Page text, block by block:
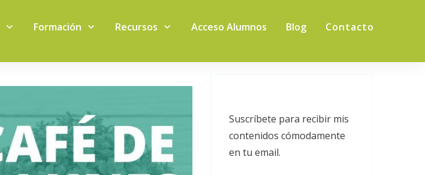
Formación Recursos Acceso Alumnos Blog Contacto
Suscríbete para recibir mis
contenidos cómodamente
en tu email.